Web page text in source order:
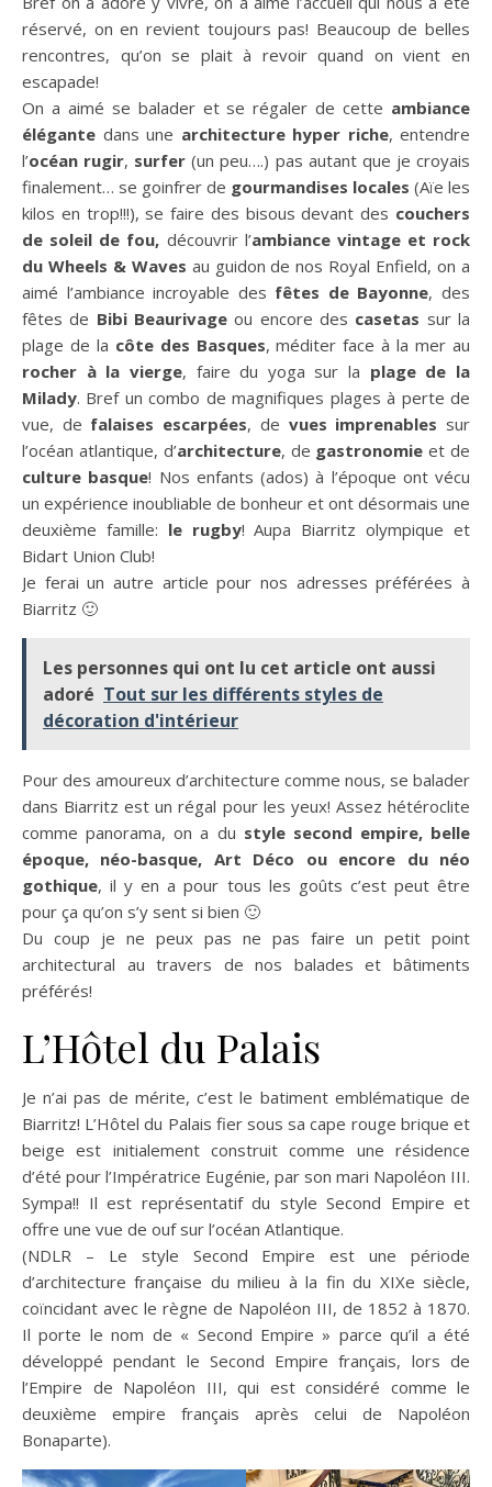
réservé, on en revient toujours pas! Beaucoup de belles
rencontres, qu’on se plait à revoir quand on vient en
escapade!
On a aimé se balader et se régaler de cette ambiance
élégante dans une architecture hyper riche, entendre
l’océan rugir, surfer (un peu….) pas autant que je croyais
finalement… se goinfrer de gourmandises locales (Aïe les
kilos en trop!!!), se faire des bisous devant des couchers
de soleil de fou, découvrir l’ambiance vintage et rock
du Wheels & Waves au guidon de nos Royal Enfield, on a
aimé l’ambiance incroyable des fêtes de Bayonne, des
fêtes de Bibi Beaurivage ou encore des casetas sur la
plage de la côte des Basques, méditer face à la mer au
rocher à la vierge, faire du yoga sur la plage de la
Milady. Bref un combo de magnifiques plages à perte de
vue, de falaises escarpées, de vues imprenables sur
l’océan atlantique, d’architecture, de gastronomieet de
culture basque! Nos enfants (ados) à l’époque ont vécu
un expérience inoubliable de bonheur et ont désormais une
deuxième famille: le rugby! Aupa Biarritz olympique et
Bidart Union Club!
Je ferai un autre article pour nos adresses préférées à
Biarritz 🙂
Les personnes qui ont lu cet article ont aussi
adoré Tout sur les différents styles de
décoration d'intérieur
Pour des amoureux d’architecture comme nous, se balader
dans Biarritz est un régal pour les yeux! Assez hétéroclite
comme panorama, on a du style second empire, belle
époque, néo-basque, Art Déco ou encore du néo
gothique, il y en a pour tous les goûts c’est peut être
pour ça qu’on s’y sent si bien 🙂
Du coup je ne peux pas ne pas faire un petit point
architectural au travers de nos balades et bâtiments
préférés!
L’Hôtel du Palais
Je n’ai pas de mérite, c’est le batiment emblématique de
Biarritz! L’Hôtel du Palais fier sous sa cape rouge brique et
beige est initialement construit comme une résidence
d’été pour l’Impératrice Eugénie, par son mari Napoléon III.
Sympa!! Il est représentatif du style Second Empire et
offre une vue de ouf sur l’océan Atlantique.
(NDLR – Le style Second Empire est une période
d’architecture française du milieu à la fin du XIXe siècle,
coïncidant avec le règne de Napoléon III, de 1852 à 1870.
Il porte le nom de « Second Empire » parce qu’il a été
développé pendant le Second Empire français, lors de
l’Empire de Napoléon III, qui est considéré comme le
deuxième empire français après celui de Napoléon
Bonaparte).